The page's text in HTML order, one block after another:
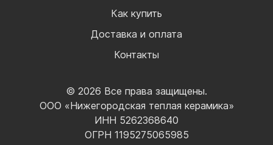
Как купить
Доставка и оплата
Контакты
© 2026 Все права защищены.
ООО «Нижегородская теплая керамика»
ИНН 5262368640
ОГРН 1195275065985